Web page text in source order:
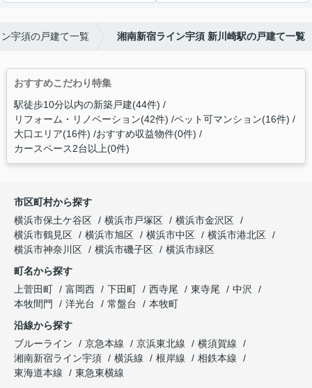
宇須の戸建て一覧 湘南新宿ライン宇須 新川崎駅の戸建て一覧
おすすめこだわり特集
駅徒歩10分以内の新築戸建(44件)
リフォーム・リノベーション(42件) ペット可マンション(16件)
大口エリア(16件) おすすめ収益物件(0件)
カースペース2台以上(0件)
市区町村から探す
横浜市保土ケ谷区
横浜市戸塚区
横浜市金沢区
横浜市鶴見区
横浜市旭区 横浜市中区
横浜市港北区
横浜市神奈川区
横浜市磯子区
横浜市緑区
町名から探す
上菅田町
富岡西 下田町 西寺尾 東寺尾
中沢
本牧間門
洋光台 常盤台
本牧町
沿線から探す
ブルーライン
京急本線 京浜東北線
横須賀線
湘南新宿ライン宇須
横浜線 根岸線
相鉄本線
東海道本線
東急東横線